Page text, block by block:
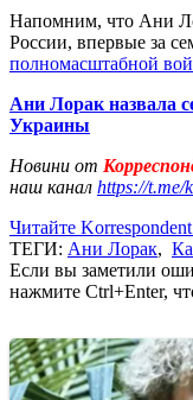
Напомним, что Ани
России, впервые за
полномасштабной
Ани Лорак назвала
Украины
Новини от
наш канал https://t.me/
Читайте
ТЕГИ: Ани Лорак,
Если вы заметили
нажмите Ctrl+Enter,